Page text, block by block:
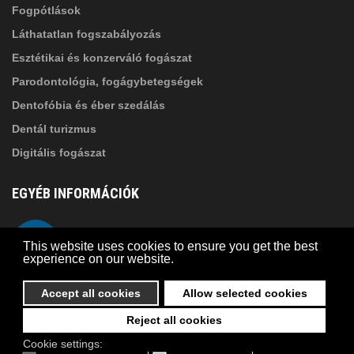
This website uses cookies to ensure you get the best
experience on our website.
Reject all cookies
Allow selected cookies
Accept all cookies
Cookie settings:
Fogpótlások
Láthatatlan fogszabályozás
Esztétikai és konzerváló fogászat
Parodontológia, fogágybetegségek
Dentofóbia és éber szedálás
Dentál turizmus
Digitális fogászat
EGYÉB INFORMÁCIÓK
Adatkezelési szabályzat
Kapcsolat
© 2026 Suba Dental | Webdesign by